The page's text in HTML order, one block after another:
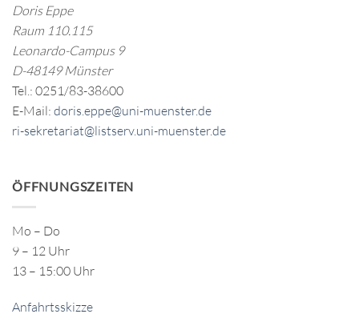
Doris Eppe
Raum 110.115
Leonardo-Campus 9
D-48149 Münster
Tel.: 0251/83-38600
E-Mail: doris.eppe@uni-muenster.de
ri-sekretariat@listserv.uni-muenster.de
ÖFFNUNGSZEITEN
Mo – Do
9 – 12 Uhr
13 – 15:00 Uhr
Anfahrtsskizze